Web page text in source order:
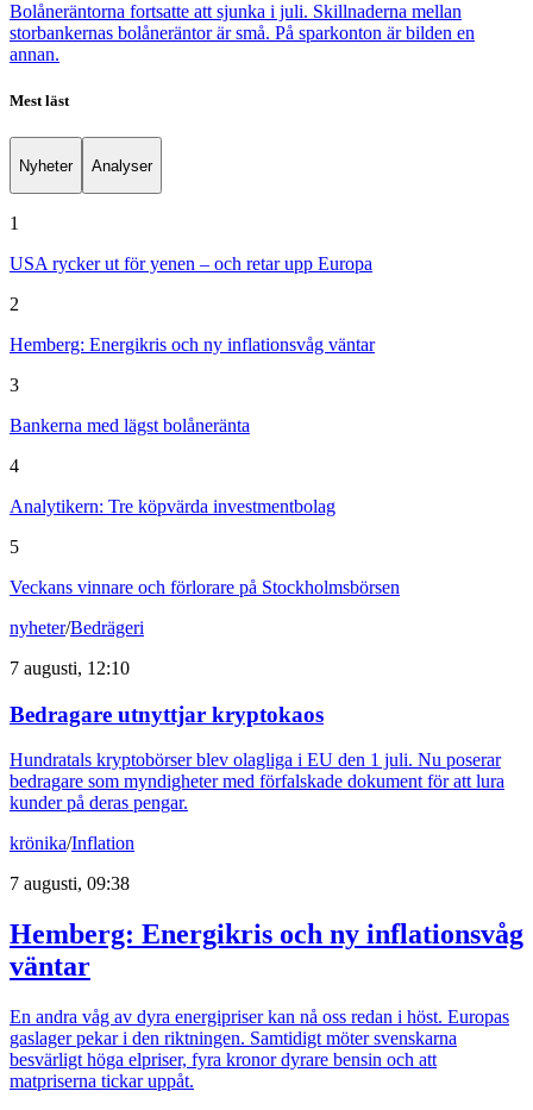
Bolåneräntorna fortsatte att sjunka i juli. Skillnaderna mellan
storbankernas bolåneräntor är små. På sparkonton är bilden en
annan.
Mest läst
Nyheter Analyser
1
USA rycker ut för yenen – och retar upp Europa
2
Hemberg: Energikris och ny inflationsvåg väntar
3
Bankerna med lägst bolåneränta
4
Analytikern: Tre köpvärda investmentbolag
5
Veckans vinnare och förlorare på Stockholmsbörsen
nyheter/Bedrägeri
7 augusti, 12:10
Bedragare utnyttjar kryptokaos
Hundratals kryptobörser blev olagliga i EU den 1 juli. Nu poserar
bedragare som myndigheter med förfalskade dokument för att lura
kunder på deras pengar.
krönika/Inflation
7 augusti, 09:38
Hemberg: Energikris och ny inflationsvåg
väntar
En andra våg av dyra energipriser kan nå oss redan i höst. Europas
gaslager pekar i den riktningen. Samtidigt möter svenskarna
besvärligt höga elpriser, fyra kronor dyrare bensin och att
matpriserna tickar uppåt.